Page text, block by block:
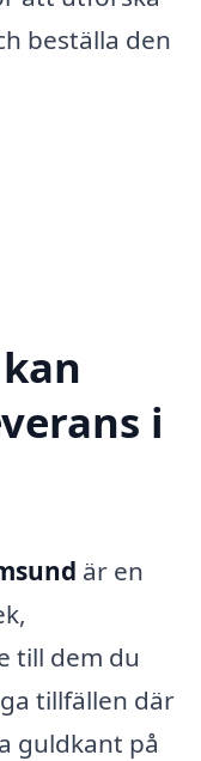
beställa den
i
är en
till dem du
tillfällen där
guldkant på